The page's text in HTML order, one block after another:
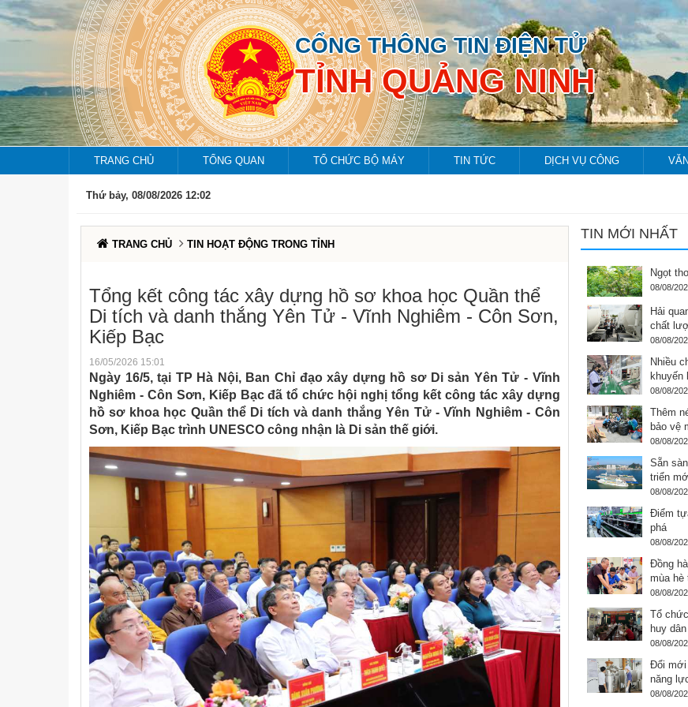
CỔNG THÔNG TIN ĐIỆN TỬ
TỈNH QUẢNG NINH
TRANG CHỦ TỔNG QUAN TỔ CHỨC BỘ MÁY TIN TỨC DỊCH VỤ CÔNG
Thứ bảy, 08/08/2026 12:02
TRANG CHỦ TIN HOẠT ĐỘNG TRONG TỈNH
Tổng kết công tác xây dựng hồ sơ khoa học Quần thể
Di tích và danh thắng Yên Tử - Vĩnh Nghiêm - Côn Sơn,
Kiếp Bạc
16/05/2026 15:01
Ngày 16/5, tại TP Hà Nội, Ban Chỉ đạo xây dựng hồ sơ Di sản Yên Tử - Vĩnh
Nghiêm - Côn Sơn, Kiếp Bạc đã tổ chức hội nghị tổng kết công tác xây dựng
hồ sơ khoa học Quần thể Di tích và danh thắng Yên Tử - Vĩnh Nghiêm - Côn
Sơn, Kiếp Bạc trình UNESCO công nhận là Di sản thế giới.
TIN MỚI NHẤT
Ngọt
08/08/
Hải
chất
08/08/
Nhiều
khuyến
08/08/
Thêm
bảo vệ
08/08/
Sẵn
triển
08/08/
Điểm
phá
08/08/
Đồng
mùa hè
08/08/
Tổ
huy
08/08/
Đổi mới
năng
08/08/